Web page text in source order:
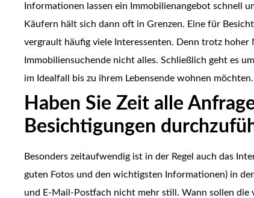
Informationen lassen ein Immobilienangebot schnell
Käufern hält sich dann oft in Grenzen. Eine für
vergrault häufig viele Interessenten. Denn trotz hoher
Immobiliensuchende nicht alles. Schließlich geht es
im Idealfall bis zu ihrem Lebensende wohnen möchten.
Haben Sie Zeit alle
Besichtigungen
Besonders zeitaufwendig ist in der Regel auch das
guten Fotos und den wichtigsten Informationen) in
und E-Mail-Postfach nicht mehr still. Wann sollen